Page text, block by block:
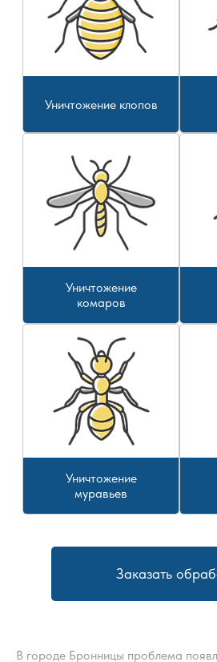
Уничтожение клопов
Уничтожение
комаров
Уничтожение
муравьев
Заказать
В городе Бронницы проблема